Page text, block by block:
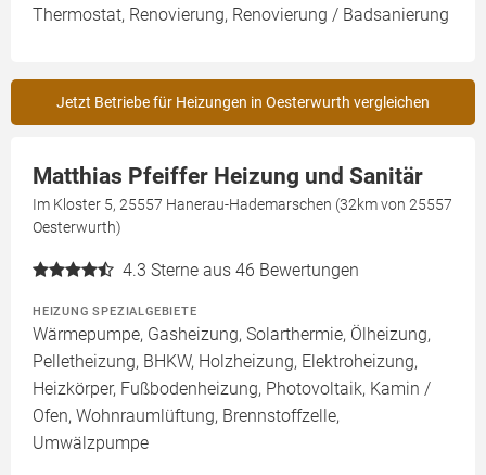
Thermostat, Renovierung, Renovierung / Badsanierung
Jetzt Betriebe für Heizungen in Oesterwurth vergleichen
Matthias Pfeiffer Heizung und Sanitär
Im Kloster 5, 25557 Hanerau-Hademarschen (32km von 25557
Oesterwurth)
4.3 Sterne aus 46 Bewertungen
HEIZUNG SPEZIALGEBIETE
Wärmepumpe, Gasheizung, Solarthermie, Ölheizung,
Pelletheizung, BHKW, Holzheizung, Elektroheizung,
Heizkörper, Fußbodenheizung, Photovoltaik, Kamin /
Ofen, Wohnraumlüftung, Brennstoffzelle,
Umwälzpumpe